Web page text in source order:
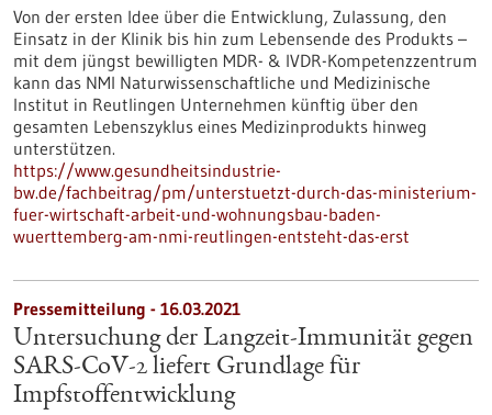
Von der ersten Idee über die Entwicklung, Zulassung, den
Einsatz in der Klinik bis hin zum Lebensende des Produkts –
mit dem jüngst bewilligten MDR- & IVDR-Kompetenzzentrum
kann das NMI Naturwissenschaftliche und Medizinische
Institut in Reutlingen Unternehmen künftig über den
gesamten Lebenszyklus eines Medizinprodukts hinweg
unterstützen.
https://www.gesundheitsindustrie-
bw.de/fachbeitrag/pm/unterstuetzt-durch-das-ministerium-
fuer-wirtschaft-arbeit-und-wohnungsbau-baden-
wuerttemberg-am-nmi-reutlingen-entsteht-das-erst
Pressemitteilung - 16.03.2021
Untersuchung der Langzeit-Immunität gegen
SARS-CoV-2 liefert Grundlage für
Impfstoffentwicklung